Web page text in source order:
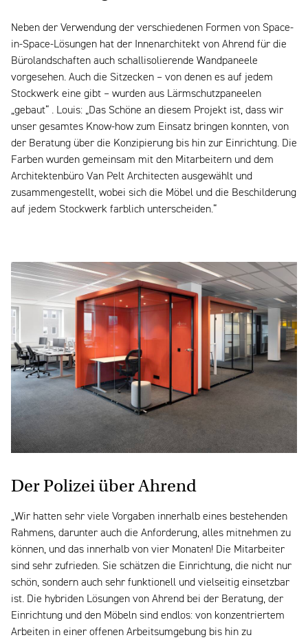
Neben der Verwendung der verschiedenen Formen von Space-
in-Space-Lösungen hat der Innenarchitekt von Ahrend für die
Bürolandschaften auch schallisolierende Wandpaneele
vorgesehen. Auch die Sitzecken – von denen es auf jedem
Stockwerk eine gibt – wurden aus Lärmschutzpaneelen
„gebaut“ . Louis: „Das Schöne an diesem Projekt ist, dass wir
unser gesamtes Know-how zum Einsatz bringen konnten, von
der Beratung über die Konzipierung bis hin zur Einrichtung. Die
Farben wurden gemeinsam mit den Mitarbeitern und dem
Architektenbüro Van Pelt Architecten ausgewählt und
zusammengestellt, wobei sich die Möbel und die Beschilderung
auf jedem Stockwerk farblich unterscheiden.“
Der Polizei über Ahrend
„Wir hatten sehr viele Vorgaben innerhalb eines bestehenden
Rahmens, darunter auch die Anforderung, alles mitnehmen zu
können, und das innerhalb von vier Monaten! Die Mitarbeiter
sind sehr zufrieden. Sie schätzen die Einrichtung, die nicht nur
schön, sondern auch sehr funktionell und vielseitig einsetzbar
ist. Die hybriden Lösungen von Ahrend bei der Beratung, der
Einrichtung und den Möbeln sind endlos: von konzentriertem
Arbeiten in einer offenen Arbeitsumgebung bis hin zu